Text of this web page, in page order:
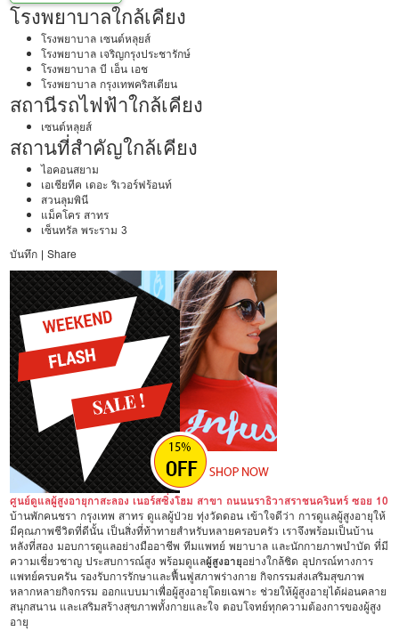
โรงพยาบาลใกล้เคียง
โรงพยาบาล เซนต์หลุยส์
โรงพยาบาล เจริญกรุงประชารักษ์
โรงพยาบาล บี เอ็น เอช
โรงพยาบาล กรุงเทพคริสเตียน
สถานีรถไฟฟ้าใกล้เคียง
เซนต์หลุยส์
สถานที่สำคัญใกล้เคียง
ไอคอนสยาม
เอเชียทีค เดอะ ริเวอร์ฟร้อนท์
สวนลุมพินี
แม็คโคร สาทร
เซ็นทรัล พระราม 3
บันทึก | Share
ศูนย์ดูแลผู้สูงอายุกาสะลอง เนอร์สซิ่งโฮม สาขา ถนนนราธิวาสราชนครินทร์ ซอย 10
บ้านพักคนชรา กรุงเทพ สาทร ดูแลผู้ป่วย ทุ่งวัดดอน เข้าใจดีว่า การดูแลผู้สูงอายุให้
มีคุณภาพชีวิตที่ดีนั้น เป็นสิ่งที่ท้าทายสำหรับหลายครอบครัว เราจึงพร้อมเป็นบ้าน
หลังที่สอง มอบการดูแลอย่างมืออาชีพ ทีมแพทย์ พยาบาล และนักกายภาพบำบัด ที่มี
ความเชี่ยวชาญ ประสบการณ์สูง พร้อมดูแลผู้สูงอายุอย่างใกล้ชิด อุปกรณ์ทางการ
แพทย์ครบครัน รองรับการรักษาและฟื้นฟูสภาพร่างกาย กิจกรรมส่งเสริมสุขภาพ
หลากหลายกิจกรรม ออกแบบมาเพื่อผู้สูงอายุโดยเฉพาะ ช่วยให้ผู้สูงอายุได้ผ่อนคลาย
สนุกสนาน และเสริมสร้างสุขภาพทั้งกายและใจ ตอบโจทย์ทุกความต้องการของผู้สูง
อายุ